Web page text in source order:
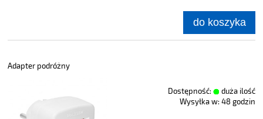
do koszyka
Adapter podróżny
Dostępność:
duża ilość
Wysyłka w: 48 godzin